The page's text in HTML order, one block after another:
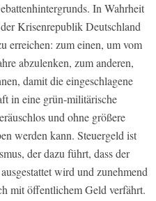
In Wahrheit
Krisenrepublik Deutschland
erreichen: zum einen, um vom
abzulenken, zum anderen,
damit die eingeschlagene
in eine grün-militärische
und ohne größere
werden kann. Steuergeld ist
der dazu führt, dass der
wird und zunehmend
mit öffentlichem Geld verfährt.